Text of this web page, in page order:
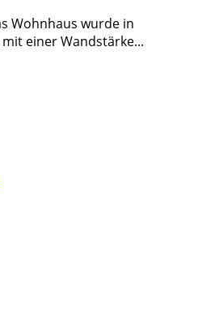
Wohnhaus wurde in
einer Wandstärke...